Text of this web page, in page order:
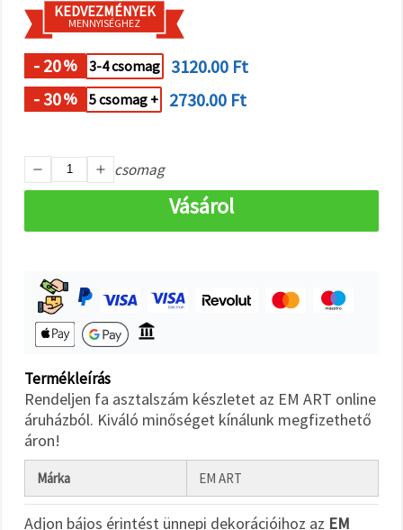
Beállításokban
megadhatja
preferenciáit
az adott
típusú sütik
kiválasztásával
"Mentés"
Fogadja
mindet
KEDVEZMÉNYEK
MENNYISÉGHEZ
- 20% 3-4 csomag
3120.00 Ft
- 30% 5 csomag + 2730.00 Ft
csomag
Vásárol
Termékleírás
Rendeljen fa asztalszám készletet az EM ART online
áruházból. Kiváló minőséget kínálunk megfizethető
áron!
Márka EM ART
Adjon bájos érintést ünnepi dekorációihoz az EM